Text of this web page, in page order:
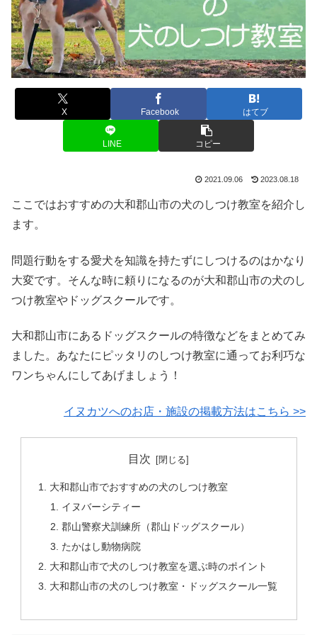
X Facebook はてブ
LINE コピー
2021.09.06 2023.08.18
ここではおすすめの大和郡山市の犬のしつけ教室を紹介し
ます。
問題行動をする愛犬を知識を持たずにしつけるのはかなり
大変です。そんな時に頼りになるのが大和郡山市の犬のし
つけ教室やドッグスクールです。
大和郡山市にあるドッグスクールの特徴などをまとめてみ
ました。あなたにピッタリのしつけ教室に通ってお利巧な
ワンちゃんにしてあげましょう！
イヌカツへのお店・施設の掲載方法はこちら >>
目次
大和郡山市でおすすめの犬のしつけ教室
イヌバーシティー
郡山警察犬訓練所（郡山ドッグスクール）
たかはし動物病院
大和郡山市で犬のしつけ教室を選ぶ時のポイント
大和郡山市の犬のしつけ教室・ドッグスクール一覧